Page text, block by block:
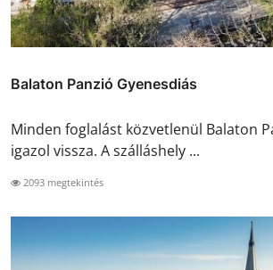
Balaton Panzió Gyenesdiás
Minden foglalást közvetlenül Balaton
igazol vissza. A szálláshely ...
2093 megtekintés